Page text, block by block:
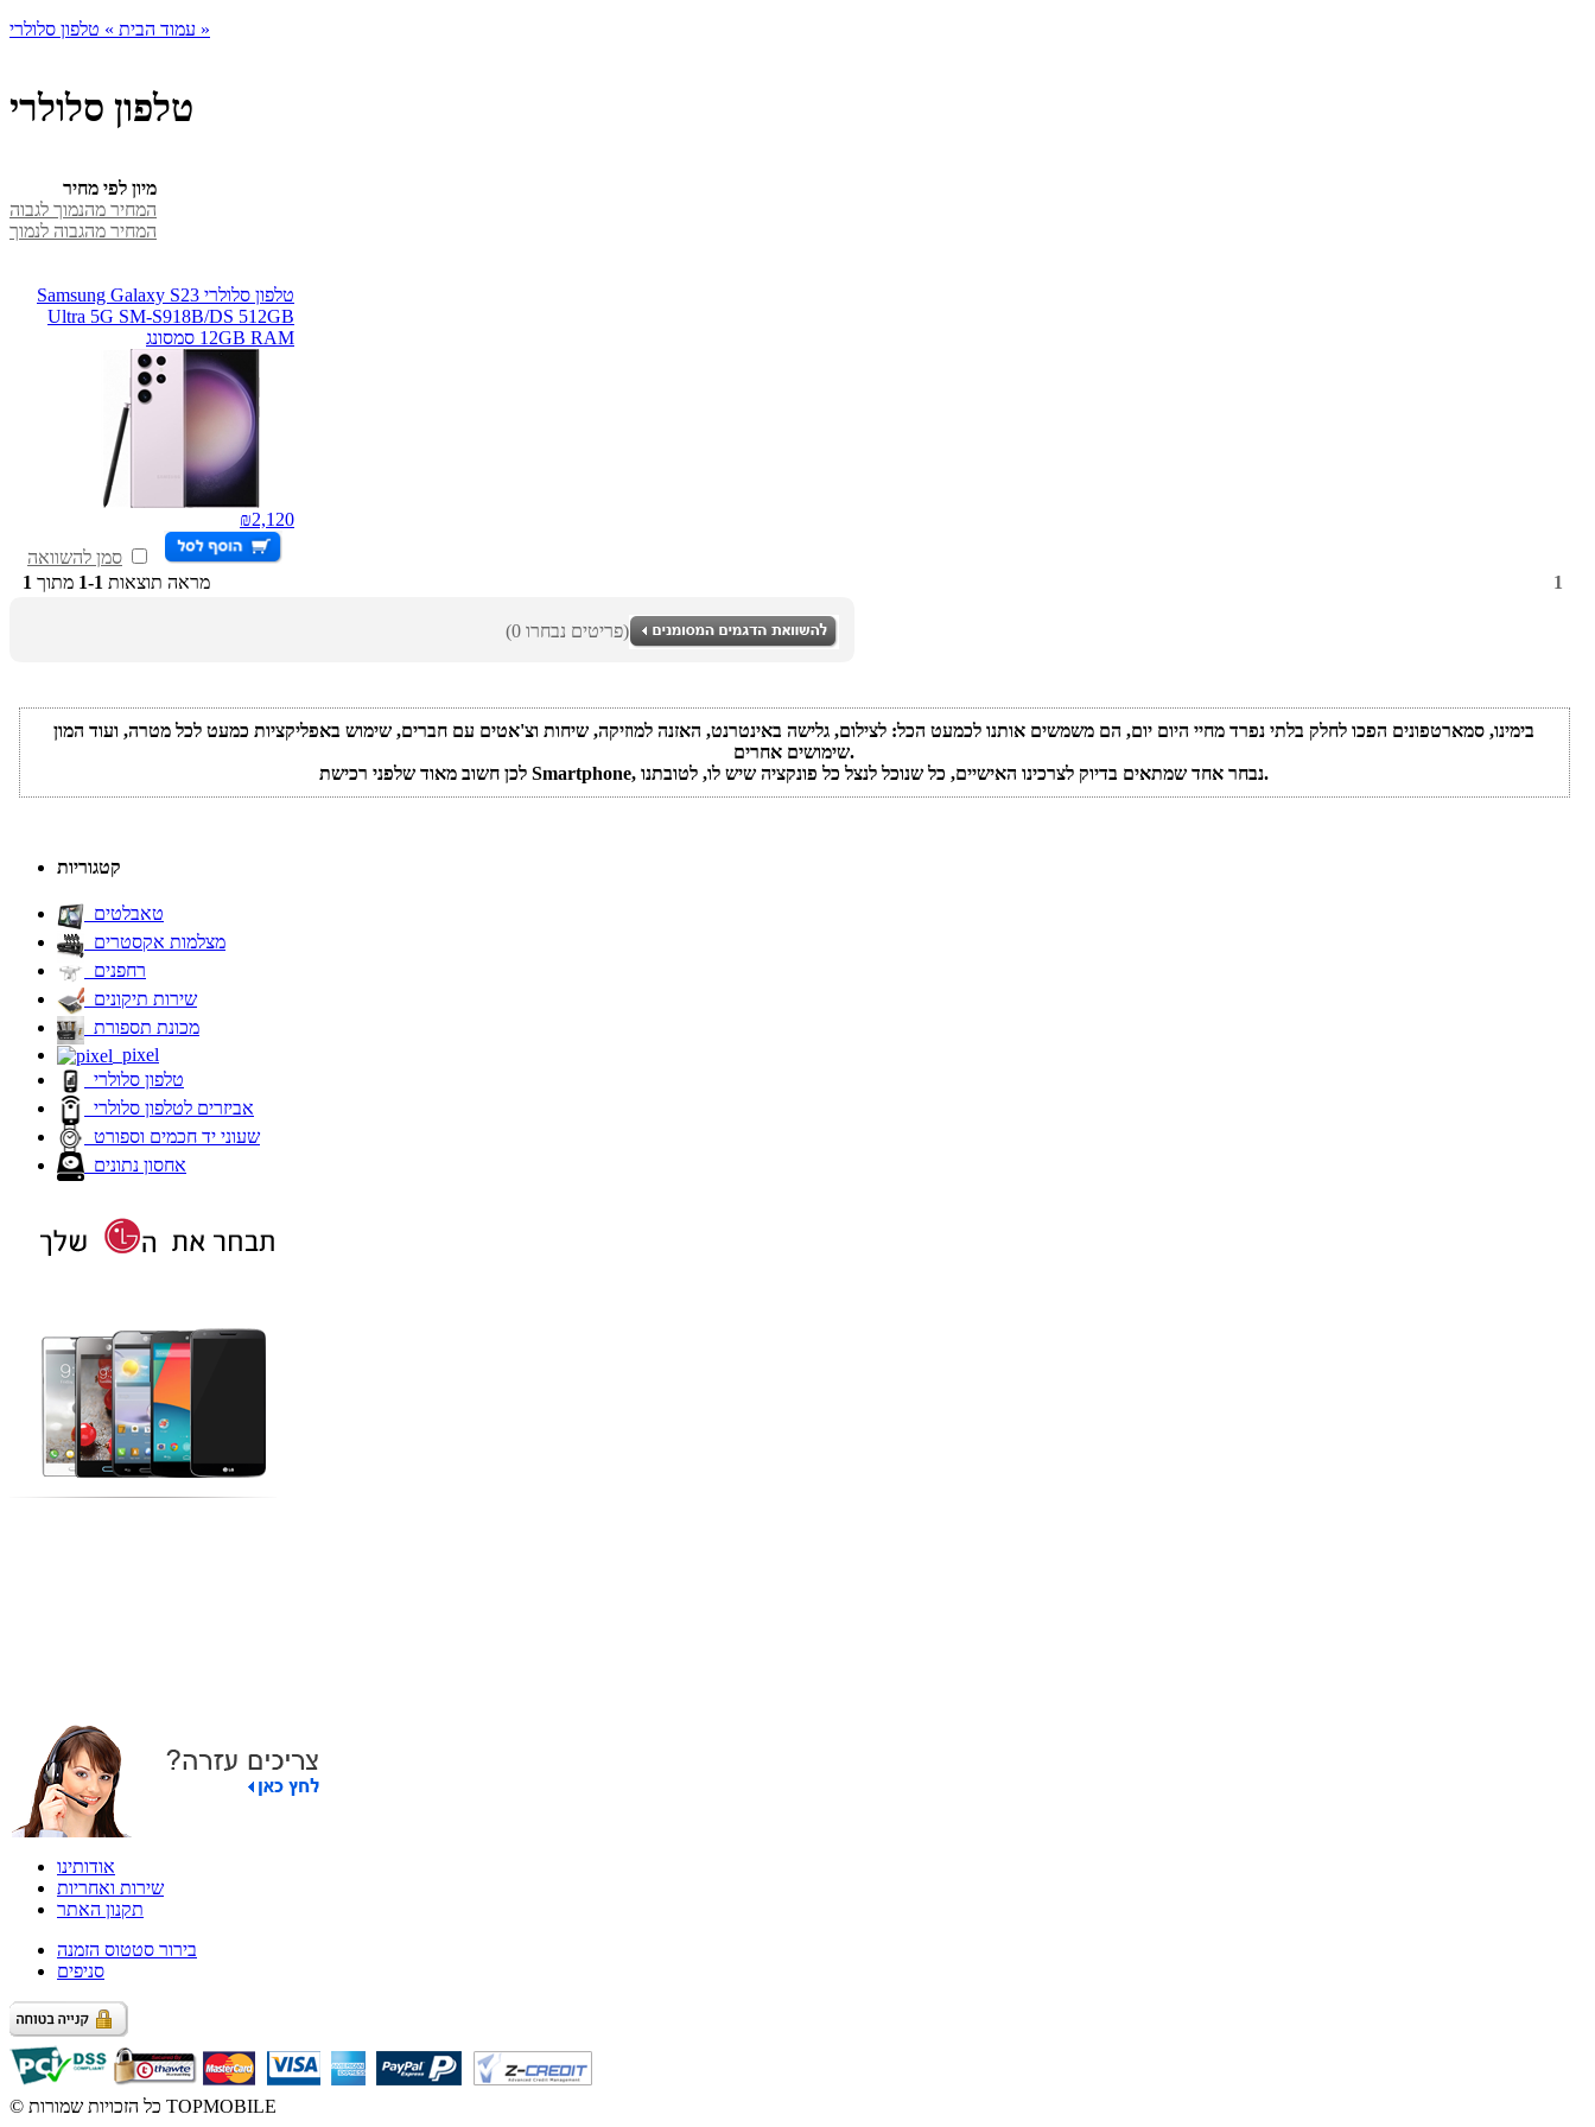
עמוד הבית » טלפון סלולרי »
טלפון סלולרי
מיון לפי מחיר
המחיר מהנמוך לגבוה
המחיר מהגבוה לנמוך
טלפון סלולרי Samsung Galaxy S23
Ultra 5G SM-S918B/DS 512GB
12GB RAM סמסונג
₪2,120
סמן להשוואה
מראה תוצאות 1-1 מתוך 1 1
(0 פריטים נבחרו)
בימינו, סמארטפונים הפכו לחלק בלתי נפרד מחיי היום יום, הם משמשים אותנו לכמעט הכל: לצילום, גלישה באינטרנט, האזנה למוזיקה, שיחות וצ'אטים עם חברים, שימוש באפליקציות כמעט לכל מטרה, ועוד המון
שימושים אחרים.
לכן חשוב מאוד שלפני רכישת Smartphone, נבחר אחד שמתאים בדיוק לצרכינו האישיים, כל שנוכל לנצל כל פונקציה שיש לו, לטובתנו.
קטגוריות
טאבלטים
מצלמות אקסטרים
רחפנים
שירות תיקונים
מכונת תספורת
pixel
טלפון סלולרי
אביזרים לטלפון סלולרי
שעוני יד חכמים וספורט
אחסון נתונים
אודותינו
שירות ואחריות
תקנון האתר
בירור סטטוס הזמנה
סניפים
© כל הזכויות שמורות TOPMOBILE